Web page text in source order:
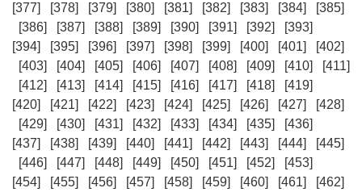
[377]
[378] [379] [380] [381] [382] [383] [384]
[385]
[386]
[387] [388] [389] [390] [391] [392]
[393]
[394]
[395] [396] [397] [398] [399] [400] [401]
[402]
[403]
[404] [405] [406] [407] [408] [409] [410]
[411]
[412]
[413] [414] [415] [416] [417] [418]
[419]
[420]
[421] [422] [423] [424] [425] [426] [427]
[428]
[429]
[430] [431] [432] [433] [434] [435]
[436]
[437]
[438] [439] [440] [441] [442] [443] [444]
[445]
[446]
[447] [448] [449] [450] [451] [452]
[453]
[454]
[455] [456] [457] [458] [459] [460] [461]
[462]